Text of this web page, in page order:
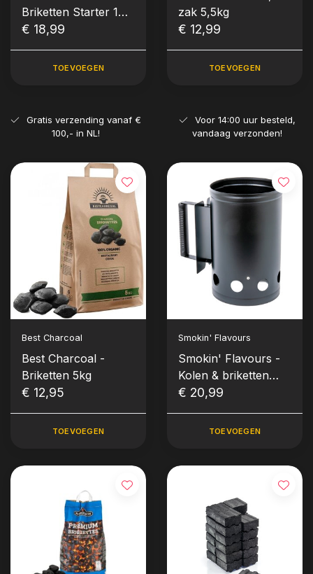
Briketten Starter 1
kilo
€ 18,99
TOEVOEGEN
zak 5,5kg
€ 12,99
TOEVOEGEN
Gratis verzending vanaf €
100,- in NL!
Voor 14:00 uur besteld,
vandaag verzonden!
Best Charcoal
Best Charcoal -
Briketten 5kg
€ 12,95
TOEVOEGEN
Smokin' Flavours
Smokin' Flavours -
Kolen & briketten
Starter
€ 20,99
TOEVOEGEN